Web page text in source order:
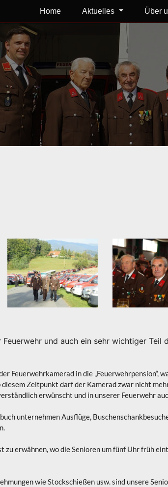
Home Aktuelles Über
und auch ein sehr wichtiger Teil
Feuerwehrkamerad in die „Feuerwehrpension“,
Zeitpunkt darf der Kamerad zwar nicht
erwünscht und in unserer Feuerwehr
unternehmen Ausflüge,
zu erwähnen, wo die Senioren um fünf Uhr früh
wie Stockschießen usw. sind unsere